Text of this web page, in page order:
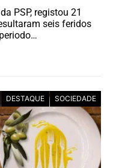
PSP, registou 21
seis feridos
DESTAQUE SOCIEDADE